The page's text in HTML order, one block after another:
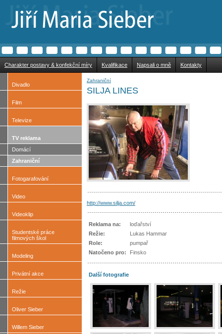
Charakter postavy & konfekční míry Kvalifikace Napsali o mně Kontakty
Divadlo
Film
Televize
TV reklama
Domácí
Zahraniční
Fotogarafování
Video
Videoklip
Studentské práce
filmových škol
Modeling
Privátní akce
Režie
Oliver Sieber
Willem Sieber
Zahraniční
SILJA LINES
http://www.silja.com/
Reklama na:
loďařství
Režie:
Lukas Hammar
Role:
pumpař
Natočeno pro:
Finsko
Další fotografie